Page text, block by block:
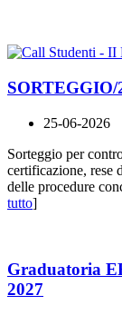
SORTEGGIO/
25-06-2026
Sorteggio per
certificazione, rese
delle procedure
tutto]
Graduatoria
2027